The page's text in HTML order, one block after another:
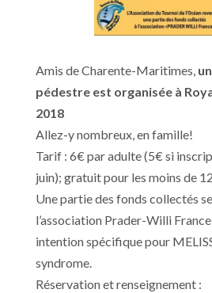
Amis de Charente-Maritimes,
pédestre est organisée à
2018
Allez-y nombreux, en famille!
Tarif : 6€ par adulte (5€ si
juin); gratuit pour les moins de
Une partie des fonds collectés
l’association Prader-Willi
intention spécifique pour
syndrome.
Réservation et renseignement :